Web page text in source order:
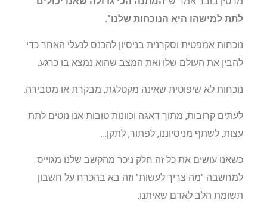
לתת למישהו היא הנוכחות שלנו".
נוכחות אמפטית וסקרנית בניסיון להכנס לנעלי האחר כדי
להבין את העולם שלו ואת המצב שהוא נמצא בו כרגע.
נוכחות לא שיפוטית שאינה מקטלגת, מבקרת או מסבירה.
לעתים קרובות, מתוך דאגה וכוונות טובות אנו נוטים לתת
עצות, לשתף מניסיוננו, לפתור, לתקן…
כשאנו עושים את כל זה חלק ניכר מהקשב שלנו מגוייס
למחשבה "מה צריך לעשות" וזה בא בהכרח על חשבון
תשומת הלב לאדם שאיתנו.